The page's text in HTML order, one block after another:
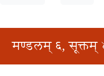
मण्डलम् ६, सूक्तम्